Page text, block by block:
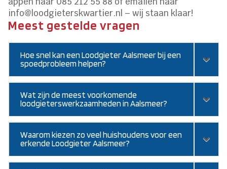
info@loodgieterskwartier.nl – wij staan klaar!
Meest gestelde vragen
Hoe snel kan een Loodgieter Aalsmeer bij een
spoedprobleem helpen?
Wat zijn de meest voorkomende
loodgieterswerkzaamheden in Aalsmeer?
Waarom kiezen zo veel huishoudens voor een
erkende Loodgieter Aalsmeer?